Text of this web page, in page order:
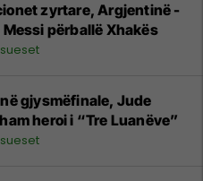
zyrtare, Argjentinë -
përballë Xhakës
gjysmëfinale, Jude
heroi i “Tre Luanëve”